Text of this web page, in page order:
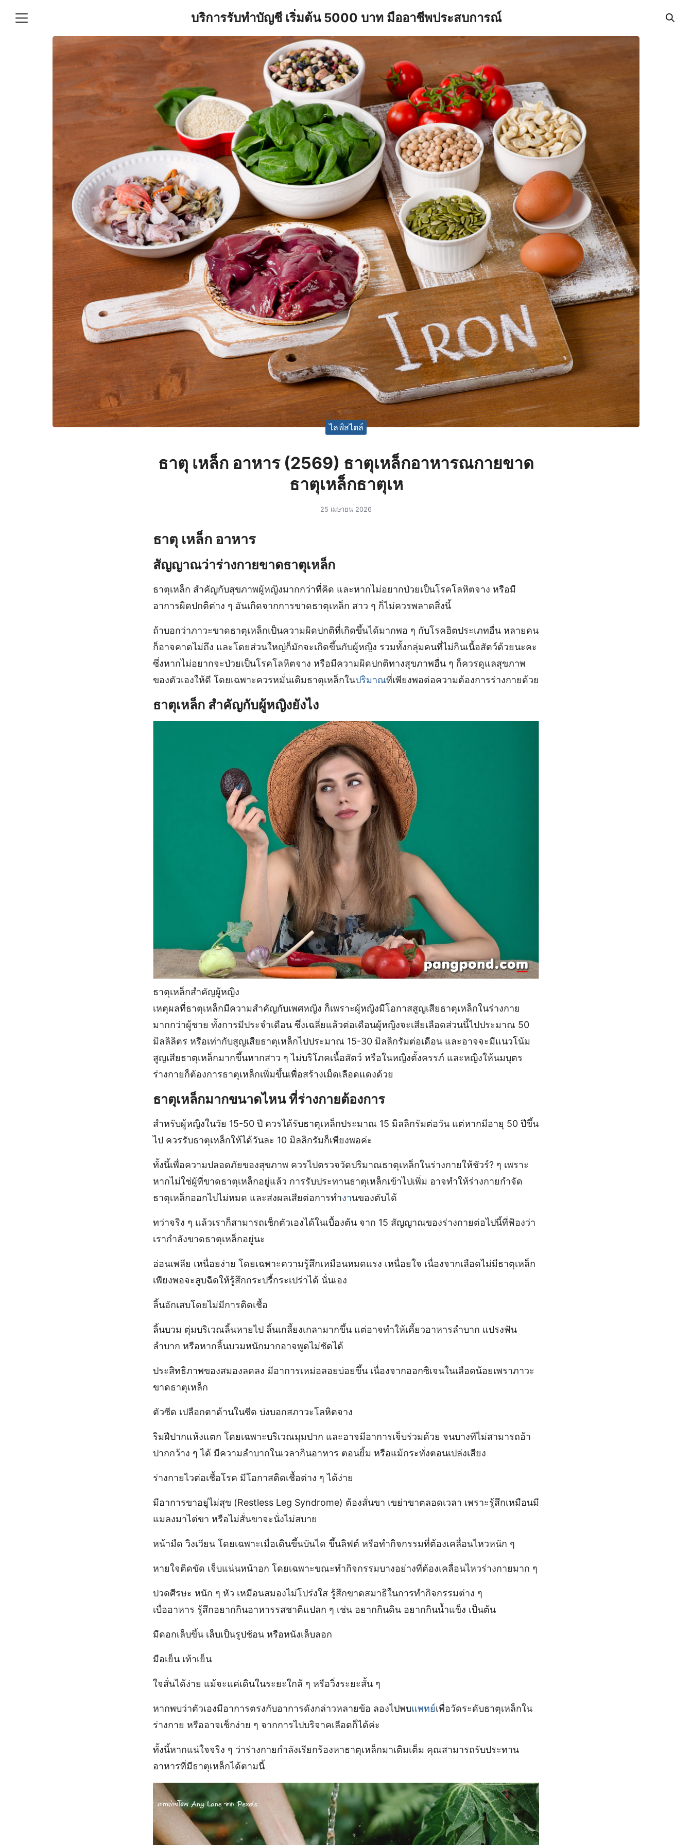
บริการรับทำบัญชี เริ่มต้น 5000 บาท มืออาชีพประสบการณ์
ญชีและภาษีครบวงจร |
Search
for:
ไลฟ์สไตล์
ธาตุ เหล็ก อาหาร (2569) ธาตุเหล็กอาหารณกายขาด
ธาตุเหล็กธาตุเห
25 เมษายน 2026
ธาตุ เหล็ก อาหาร
สัญญาณว่าร่างกายขาดธาตุเหล็ก
ธาตุเหล็ก สำคัญกับสุขภาพผู้หญิงมากกว่าที่คิด และหากไม่อยากป่วยเป็นโรคโลหิตจาง หรือมี
อาการผิดปกติต่าง ๆ อันเกิดจากการขาดธาตุเหล็ก สาว ๆ ก็ไม่ควรพลาดสิ่งนี้
ถ้าบอกว่าภาวะขาดธาตุเหล็กเป็นความผิดปกติที่เกิดขึ้นได้มากพอ ๆ กับโรคฮิตประเภทอื่น หลายคน
ก็อาจคาดไม่ถึง และโดยส่วนใหญ่ก็มักจะเกิดขึ้นกับผู้หญิง รวมทั้งกลุ่มคนที่ไม่กินเนื้อสัตว์ด้วยนะคะ
ซึ่งหากไม่อยากจะป่วยเป็นโรคโลหิตจาง หรือมีความผิดปกติทางสุขภาพอื่น ๆ ก็ควรดูแลสุขภาพ
ของตัวเองให้ดี โดยเฉพาะควรหมั่นเติมธาตุเหล็กในปริมาณที่เพียงพอต่อความต้องการร่างกายด้วย
ธาตุเหล็ก สำคัญกับผู้หญิงยังไง
ธาตุเหล็กสำคัญผู้หญิง
เหตุผลที่ธาตุเหล็กมีความสำคัญกับเพศหญิง ก็เพราะผู้หญิงมีโอกาสสูญเสียธาตุเหล็กในร่างกาย
มากกว่าผู้ชาย ทั้งการมีประจำเดือน ซึ่งเฉลี่ยแล้วต่อเดือนผู้หญิงจะเสียเลือดส่วนนี้ไปประมาณ 50
มิลลิลิตร หรือเท่ากับสูญเสียธาตุเหล็กไปประมาณ 15-30 มิลลิกรัมต่อเดือน และอาจจะมีแนวโน้ม
สูญเสียธาตุเหล็กมากขึ้นหากสาว ๆ ไม่บริโภคเนื้อสัตว์ หรือในหญิงตั้งครรภ์ และหญิงให้นมบุตร
ร่างกายก็ต้องการธาตุเหล็กเพิ่มขึ้นเพื่อสร้างเม็ดเลือดแดงด้วย
ธาตุเหล็กมากขนาดไหน ที่ร่างกายต้องการ
สำหรับผู้หญิงในวัย 15-50 ปี ควรได้รับธาตุเหล็กประมาณ 15 มิลลิกรัมต่อวัน แต่หากมีอายุ 50 ปีขึ้น
ไป ควรรับธาตุเหล็กให้ได้วันละ 10 มิลลิกรัมก็เพียงพอค่ะ
ทั้งนี้เพื่อความปลอดภัยของสุขภาพ ควรไปตรวจวัดปริมาณธาตุเหล็กในร่างกายให้ชัวร์? ๆ เพราะ
หากไม่ใช่ผู้ที่ขาดธาตุเหล็กอยู่แล้ว การรับประทานธาตุเหล็กเข้าไปเพิ่ม อาจทำให้ร่างกายกำจัด
ธาตุเหล็กออกไปไม่หมด และส่งผลเสียต่อการทำงานของตับได้
ทว่าจริง ๆ แล้วเราก็สามารถเช็กตัวเองได้ในเบื้องต้น จาก 15 สัญญาณของร่างกายต่อไปนี้ที่ฟ้องว่า
เรากำลังขาดธาตุเหล็กอยู่นะ
อ่อนเพลีย เหนื่อยง่าย โดยเฉพาะความรู้สึกเหมือนหมดแรง เหนื่อยใจ เนื่องจากเลือดไม่มีธาตุเหล็ก
เพียงพอจะสูบฉีดให้รู้สึกกระปรี้กระเปร่าได้ นั่นเอง
ลิ้นอักเสบโดยไม่มีการติดเชื้อ
ลิ้นบวม ตุ่มบริเวณลิ้นหายไป ลิ้นเกลี้ยงเกลามากขึ้น แต่อาจทำให้เคี้ยวอาหารลำบาก แปรงฟัน
ลำบาก หรือหากลิ้นบวมหนักมากอาจพูดไม่ชัดได้
ประสิทธิภาพของสมองลดลง มีอาการเหม่อลอยบ่อยขึ้น เนื่องจากออกซิเจนในเลือดน้อยเพราภาวะ
ขาดธาตุเหล็ก
ตัวซีด เปลือกตาด้านในซีด บ่งบอกสภาวะโลหิตจาง
ริมฝีปากแห้งแตก โดยเฉพาะบริเวณมุมปาก และอาจมีอาการเจ็บร่วมด้วย จนบางทีไม่สามารถอ้า
ปากกว้าง ๆ ได้ มีความลำบากในเวลากินอาหาร ตอนยิ้ม หรือแม้กระทั่งตอนเปล่งเสียง
ร่างกายไวต่อเชื้อโรค มีโอกาสติดเชื้อต่าง ๆ ได้ง่าย
มีอาการขาอยู่ไม่สุข (Restless Leg Syndrome) ต้องสั่นขา เขย่าขาตลอดเวลา เพราะรู้สึกเหมือนมี
แมลงมาไต่ขา หรือไม่สั่นขาจะนั่งไม่สบาย
หน้ามืด วิงเวียน โดยเฉพาะเมื่อเดินขึ้นบันได ขึ้นลิฟต์ หรือทำกิจกรรมที่ต้องเคลื่อนไหวหนัก ๆ
หายใจติดขัด เจ็บแน่นหน้าอก โดยเฉพาะขณะทำกิจกรรมบางอย่างที่ต้องเคลื่อนไหวร่างกายมาก ๆ
ปวดศีรษะ หนัก ๆ หัว เหมือนสมองไม่โปร่งใส รู้สึกขาดสมาธิในการทำกิจกรรมต่าง ๆ
เบื่ออาหาร รู้สึกอยากกินอาหารรสชาติแปลก ๆ เช่น อยากกินดิน อยากกินน้ำแข็ง เป็นต้น
มีดอกเล็บขึ้น เล็บเป็นรูปช้อน หรือหนังเล็บลอก
มือเย็น เท้าเย็น
ใจสั่นได้ง่าย แม้จะแค่เดินในระยะใกล้ ๆ หรือวิ่งระยะสั้น ๆ
หากพบว่าตัวเองมีอาการตรงกับอาการดังกล่าวหลายข้อ ลองไปพบแพทย์เพื่อวัดระดับธาตุเหล็กใน
ร่างกาย หรืออาจเช็กง่าย ๆ จากการไปบริจาคเลือดก็ได้ค่ะ
ทั้งนี้หากแน่ใจจริง ๆ ว่าร่างกายกำลังเรียกร้องหาธาตุเหล็กมาเติมเต็ม คุณสามารถรับประทาน
อาหารที่มีธาตุเหล็กได้ตามนี้